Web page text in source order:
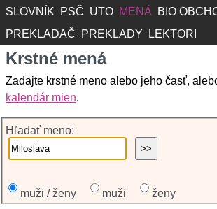
SLOVNÍK PSČ UTO MENÁ
BIO
PREKLADAČ
PREKLADY LEKTORI
Krstné mená
Zadajte krstné meno alebo jeho časť,
kalendár mien.
Hľadať meno:
muži / ženy muži ženy